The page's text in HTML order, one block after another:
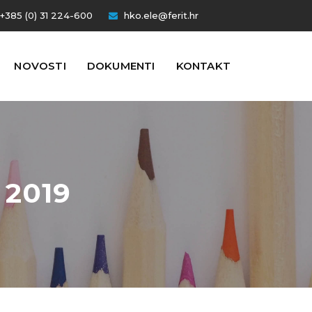
(0) 31 224-600 hko.ele@ferit.hr
NOVOSTI DOKUMENTI KONTAKT